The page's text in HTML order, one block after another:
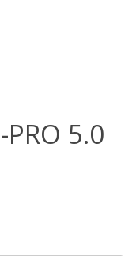
PRO 5.0